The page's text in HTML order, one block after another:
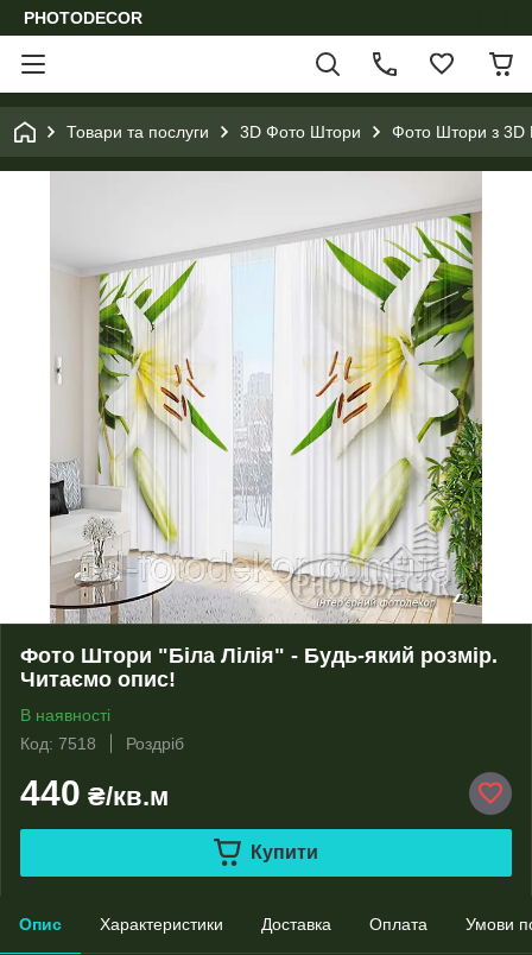
PHOTODECOR
Товари та послуги 3D Фото Штори Фото Штори з 3D
Фото Штори "Біла Лілія" - Будь-який розмір.
Читаємо опис!
В наявності
Код: 7518
Роздріб
440 ₴/кв.м
Купити
Опис Характеристики Доставка Оплата Умови